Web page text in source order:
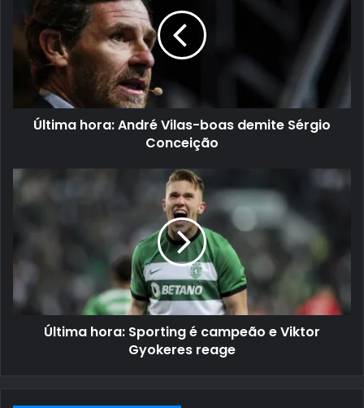
Última hora: André Vilas-boas demite Sérgio
Conceição
Última hora: Sporting é campeão e Viktor
Gyokeres reage